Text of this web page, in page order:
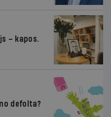
– kapos.
defolta?